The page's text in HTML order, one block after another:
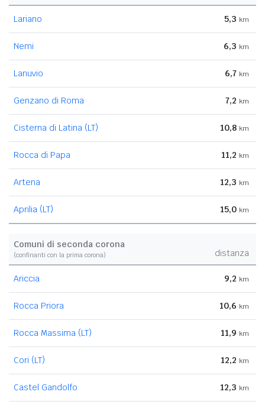
Lariano 5,3 km
Nemi 6,3 km
Lanuvio 6,7 km
Genzano di Roma 7,2 km
Cisterna di Latina (LT) 10,8 km
Rocca di Papa 11,2 km
Artena 12,3 km
Aprilia (LT) 15,0 km
Comuni di seconda corona
(confinanti con la prima corona) distanza
Ariccia 9,2 km
Rocca Priora 10,6 km
Rocca Massima (LT) 11,9 km
Cori (LT) 12,2 km
Castel Gandolfo 12,3 km